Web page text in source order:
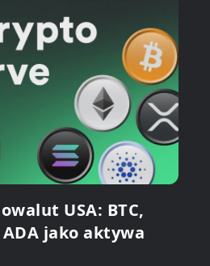
USA: BTC,
ADA jako aktywa